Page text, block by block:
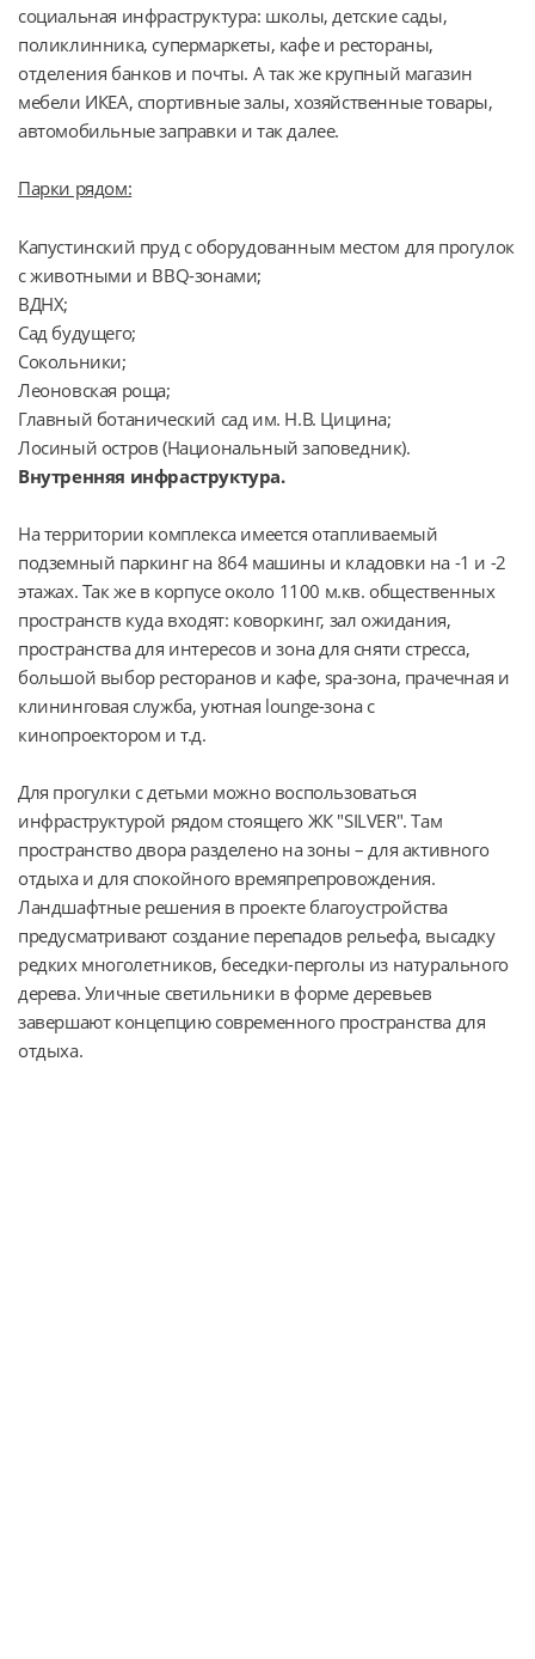
социальная инфраструктура: школы, детские сады,
поликлинника, супермаркеты, кафе и рестораны,
отделения банков и почты. А так же крупный магазин
мебели ИКЕА, спортивные залы, хозяйственные товары,
автомобильные заправки и так далее.
Парки рядом:
Капустинский пруд с оборудованным местом для прогулок
с животными и BBQ-зонами;
ВДНХ;
Сад будущего;
Сокольники;
Леоновская роща;
Главный ботанический сад им. Н.В. Цицина;
Лосиный остров (Национальный заповедник).
Внутренняя инфраструктура.
На территории комплекса имеется отапливаемый
подземный паркинг на 864 машины и кладовки на -1 и -2
этажах. Так же в корпусе около 1100 м.кв. общественных
пространств куда входят: коворкинг, зал ожидания,
пространства для интересов и зона для сняти стресса,
большой выбор ресторанов и кафе, spa-зона, прачечная и
клининговая служба, уютная lounge-зона с
кинопроектором и т.д.
Для прогулки с детьми можно воспользоваться
инфраструктурой рядом стоящего ЖК "SILVER". Там
пространство двора разделено на зоны – для активного
отдыха и для спокойного времяпрепровождения.
Ландшафтные решения в проекте благоустройства
предусматривают создание перепадов рельефа, высадку
редких многолетников, беседки-перголы из натурального
дерева. Уличные светильники в форме деревьев
завершают концепцию современного пространства для
отдыха.